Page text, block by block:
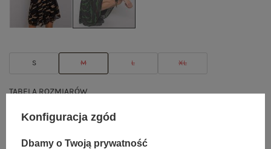
S M L XL
TABELA ROZMIARÓW
Konfiguracja zgód
Dbamy o Twoją prywatność